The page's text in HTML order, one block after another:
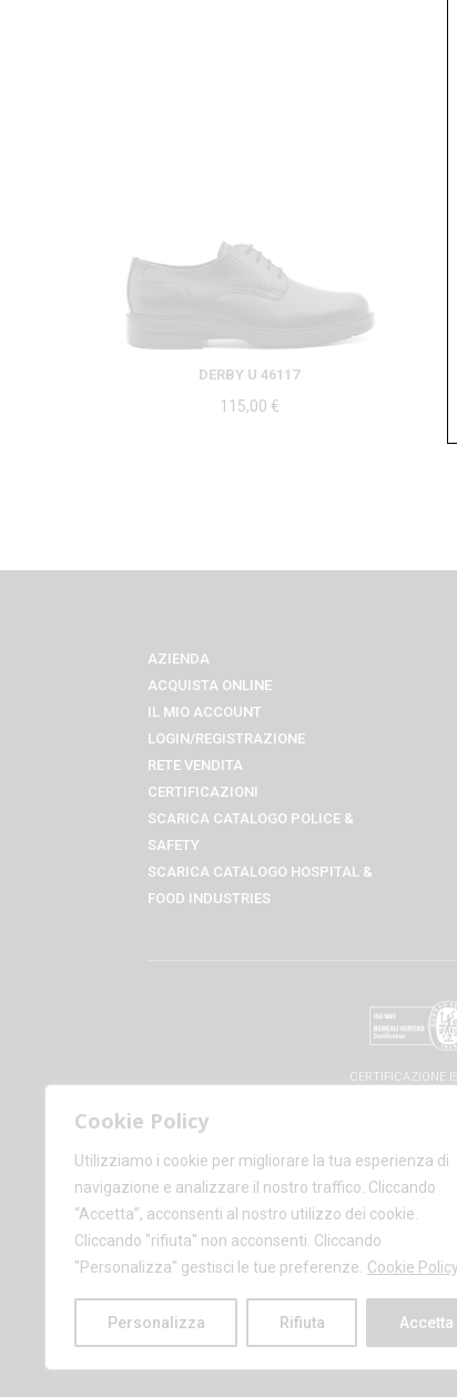
Cookie Policy
Utilizziamo i cookie per migliorare la tua esperienza di
navigazione e analizzare il nostro traffico. Cliccando
“Accetta”, acconsenti al nostro utilizzo dei cookie.
Cliccando "rifiuta" non acconsenti. Cliccando
"Personalizza" gestisci le tue preferenze. Cookie Policy
Personalizza Rifiuta Accetta
DERBY U 46117
115,00 €
AZIENDA
ACQUISTA ONLINE
IL MIO ACCOUNT
LOGIN/REGISTRAZIONE
RETE VENDITA
CERTIFICAZIONI
SCARICA CATALOGO POLICE &
SAFETY
SCARICA CATALOGO HOSPITAL &
FOOD INDUSTRIES
CERTIFICAZIONE
©